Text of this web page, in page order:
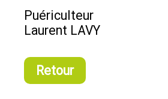
Puériculteur
Laurent LAVY
Retour